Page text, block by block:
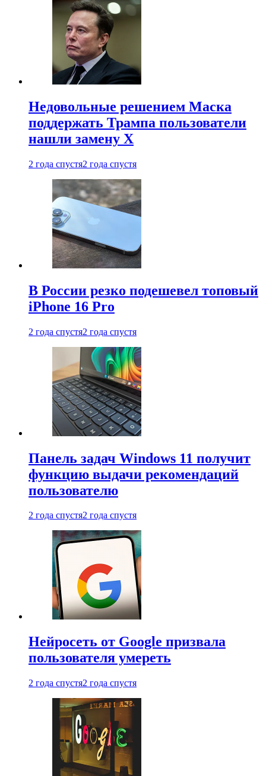
Недовольные решением Маска
поддержать Трампа пользователи
нашли замену X
2 года спустя2 года спустя
В России резко подешевел топовый
iPhone 16 Pro
2 года спустя2 года спустя
Панель задач Windows 11 получит
функцию выдачи рекомендаций
пользователю
2 года спустя2 года спустя
Нейросеть от Google призвала
пользователя умереть
2 года спустя2 года спустя